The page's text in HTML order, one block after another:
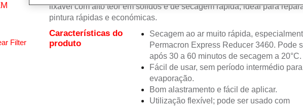
Filter
lixável com alto teor em sólidos e de secagem rápida, ideal para
pintura rápidas e económicas.
Características do
produto
Secagem ao ar muito rápida,
Permacron Express Reducer 3460. Pode
após 30 a 60 minutos de secagem a 20°C.
Fácil de usar, sem período intermédio para
evaporação.
Bom alastramento e fácil de aplicar.
Utilização flexível; pode ser usado com